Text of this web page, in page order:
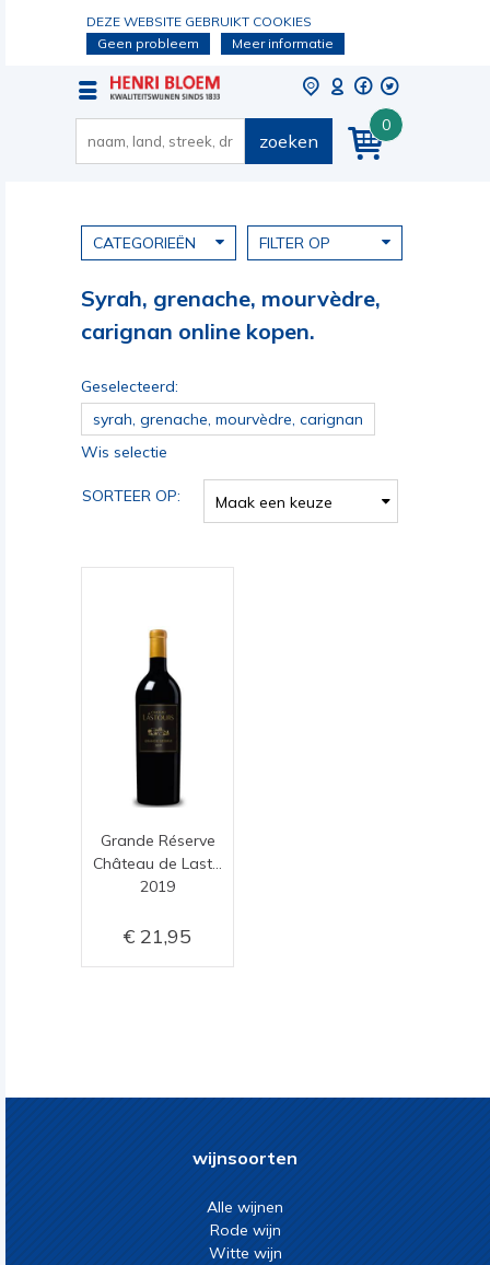
DEZE WEBSITE GEBRUIKT COOKIES
Geen probleem
Meer informatie
0
zoeken
CATEGORIEËN FILTER OP
Syrah, grenache, mourvèdre,
carignan online kopen.
Geselecteerd:
syrah, grenache, mourvèdre, carignan
Wis selectie
SORTEER OP: Maak een keuze
Grande Réserve
2019
21,95
wijnsoorten
Alle wijnen
Rode wijn
Witte wijn